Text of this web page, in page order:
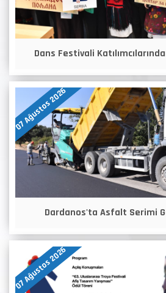
Dans Festivali
07 Ağustos 2026
Dardanos'ta Asfalt Serimi
07 Ağustos 2026